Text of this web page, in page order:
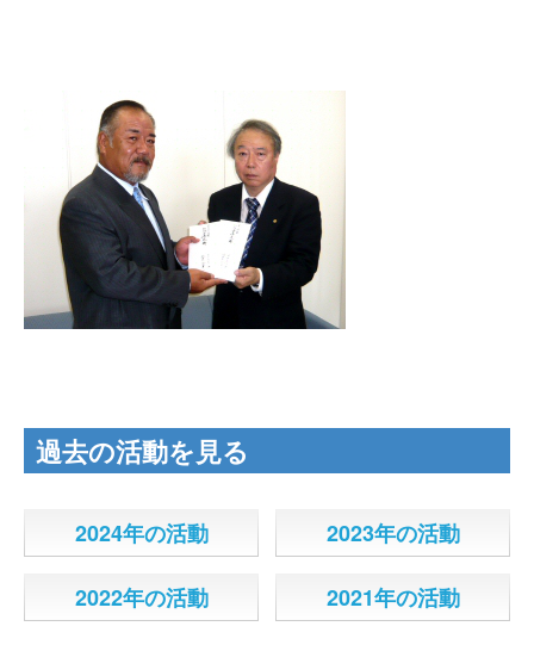
過去の活動を見る
2024年の活動 2023年の活動
2022年の活動 2021年の活動